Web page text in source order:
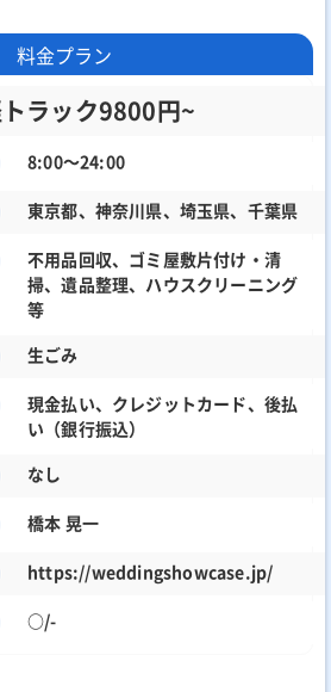
料金プラン
ラック9800円~
8:00～24:00
東京都、神奈川県、埼玉県、千葉県
不用品回収、ゴミ屋敷片付け・清
掃、遺品整理、ハウスクリーニング
等
生ごみ
現金払い、クレジットカード、後払
い（銀行振込）
なし
橋本 晃一
https://weddingshowcase.jp/
○/-